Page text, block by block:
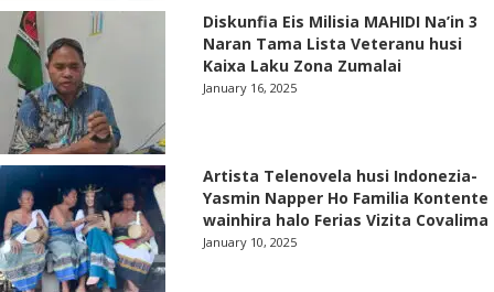
Diskunfia Eis Milisia MAHIDI Na’in 3
Naran Tama Lista Veteranu husi
Kaixa Laku Zona Zumalai
January 16, 2025
Artista Telenovela husi Indonezia-
Yasmin Napper Ho Familia Kontente
wainhira halo Ferias Vizita Covalima
January 10, 2025